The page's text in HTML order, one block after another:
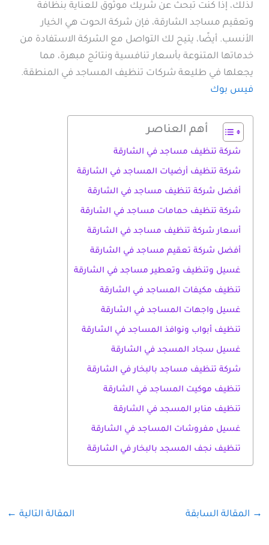
لذلك، إذا كنت تبحث عن شريك موثوق للعناية بنظافة
وتعقيم مساجد الشارقة، فإن شركة الحوت هي الخيار
الأنسب. أيضًا، يتيح لك التواصل مع الشركة الاستفادة من
خدماتها المتنوعة بأسعار تنافسية ونتائج مبهرة، مما
يجعلها في طليعة شركات تنظيف المساجد في المنطقة.
فيس بوك
أهم العناصر
شركة تنظيف مساجد في الشارقة
شركة تنظيف أرضيات المساجد في الشارقة
أفضل شركة تنظيف مساجد في الشارقة
شركة تنظيف حمامات مساجد في الشارقة
أسعار شركة تنظيف مساجد في الشارقة
أفضل شركة تعقيم مساجد في الشارقة
غسيل وتنظيف وتعطير مساجد في الشارقة
تنظيف مكيفات المساجد في الشارقة
غسيل واجهات المساجد في الشارقة
تنظيف أبواب ونوافذ المساجد في الشارقة
غسيل سجاد المسجد في الشارقة
شركة تنظيف مساجد بالبخار في الشارقة
تنظيف موكيت المساجد في الشارقة
تنظيف منابر المسجد في الشارقة
غسيل مفروشات المساجد في الشارقة
تنظيف نجف المسجد بالبخار في الشارقة
→ المقالة السابقة المقالة التالية ←